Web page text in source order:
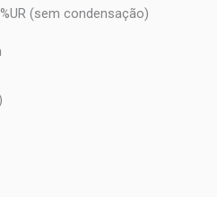
(sem condensação)